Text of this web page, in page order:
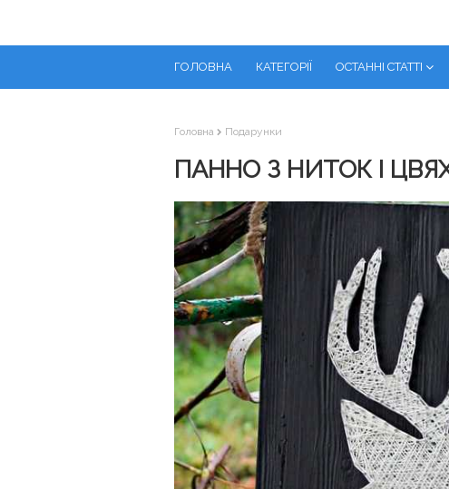
ГОЛОВНА КАТЕГОРІЇ ОСТАННІ СТАТТІ
Головна Подарунки
ПАННО З НИТОК І